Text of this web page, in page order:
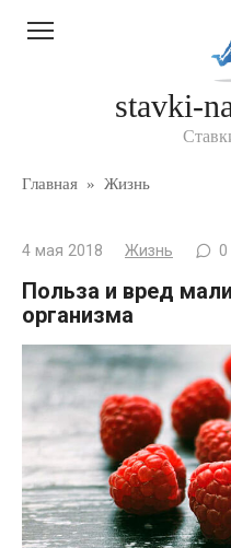
stavki-
Главная » Жизнь
4 мая 2018 Жизнь 0
Польза и вред
организма